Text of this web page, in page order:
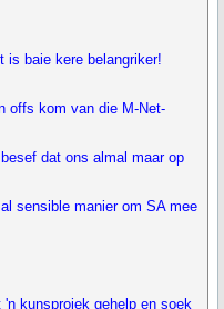
baie kere belangriker!
offs kom van die M-Net-
dat ons almal maar op
sensible manier om SA mee
kunsprojek gehelp en soek